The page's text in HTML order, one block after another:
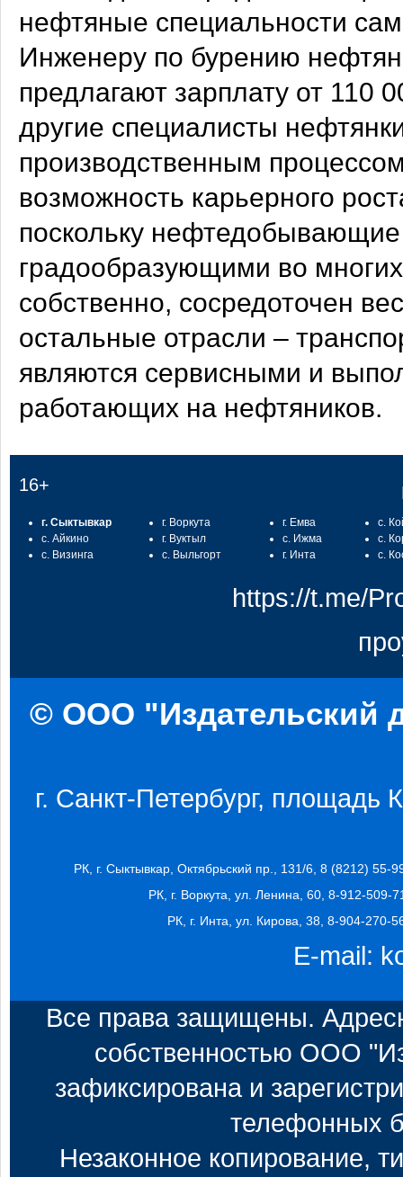
нефтяные специальности
Инженеру по бурению
предлагают зарплату от 110
другие специалисты
производственным
возможность карьерного
поскольку
градообразующими во
собственно, сосредоточен
остальные отрасли –
являются сервисными и
работающих на нефтяников.
16+
г. Сыктывкар
с. Айкино
с. Визинга
г. Воркута
г. Вуктыл
с. Выльгорт
г. Емва
с. Ижма
г. Инта
с.
с.
с.
https://t.me/
© ООО "Издательский
г. Санкт-Петербург, площадь
РК, г. Сыктывкар, Октябрьский пр., 131/6, 8 (8212) 55-
РК, г. Воркута, ул. Ленина, 60, 8-912-509-
РК, г. Инта, ул. Кирова, 38, 8-904-270-
E-mail:
Все права защищены.
собственностью ООО
зафиксирована и
телефонных
Незаконное копирование,